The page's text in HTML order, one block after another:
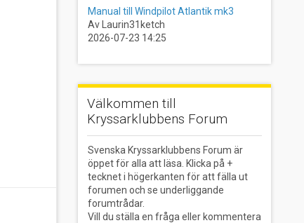
Manual till Windpilot Atlantik mk3
Av Laurin31ketch
2026-07-23 14:25
Välkommen till
Kryssarklubbens Forum
Svenska Kryssarklubbens Forum är
öppet för alla att läsa. Klicka på +
tecknet i högerkanten för att fälla ut
forumen och se underliggande
forumtrådar.
Vill du ställa en fråga eller kommentera